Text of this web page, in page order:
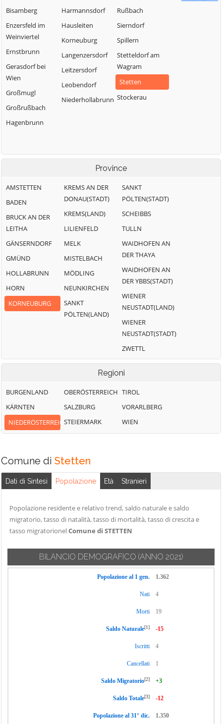
Bisamberg
Enzersfeld im
Weinviertel
Ernstbrunn
Gerasdorf bei
Wien
Großmugl
Großrußbach
Hagenbrunn
Harmannsdorf
Hausleiten
Korneuburg
Langenzersdorf
Leitzersdorf
Leobendorf
Niederhollabrunn
Rußbach
Sierndorf
Spillern
Stetteldorf am
Wagram
Stetten
Stockerau
Province
AMSTETTEN
BADEN
BRUCK AN DER
LEITHA
GÄNSERNDORF
GMÜND
HOLLABRUNN
HORN
KORNEUBURG
KREMS AN DER
DONAU(STADT)
KREMS(LAND)
LILIENFELD
MELK
MISTELBACH
MÖDLING
NEUNKIRCHEN
SANKT
PÖLTEN(LAND)
SANKT
PÖLTEN(STADT)
SCHEIBBS
TULLN
WAIDHOFEN AN
DER THAYA
WAIDHOFEN AN
DER YBBS(STADT)
WIENER
NEUSTADT(LAND)
WIENER
NEUSTADT(STADT)
ZWETTL
Regioni
BURGENLAND
KÄRNTEN
NIEDERÖSTERREICH
OBERÖSTERREICH
SALZBURG
STEIERMARK
TIROL
VORARLBERG
WIEN
Comune di Stetten
Dati di Sintesi Popolazione Età Stranieri
Popolazione residente e relativo trend, saldo naturale e saldo
migratorio, tasso di natalità, tasso di mortalità, tasso di crescita e
tasso migratorionelComune di STETTEN
BILANCIO DEMOGRAFICO (ANNO 2021)
Popolazione al 1 gen. 1.362
Nati 4
Morti 19
Saldo Naturale[1] -15
Iscritti 4
Cancellati 1
Saldo Migratorio[2] +3
Saldo Totale[3] -12
Popolazione al 31° dic. 1.350